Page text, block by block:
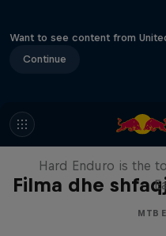
Want to see content from
Continue
Filma dhe
Hard Enduro
Hard Enduro is the
MTB